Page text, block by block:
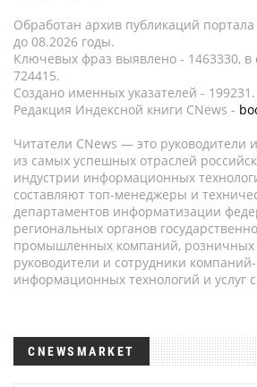
Обработан архив публикаций
до 08.2026 годы.
Ключевых фраз выявлено - 1463330, в
724415.
Создано именных указателей - 199231.
Редакция Индексной книги CNews -
Читатели CNews — это руководители
из самых успешных отраслей
индустрии информационных
составляют топ-менеджеры и
департаментов информатизации
региональных органов
промышленных компаний, розничных
руководители и сотрудники
информационных технологий и услуг
CNEWSMARKET